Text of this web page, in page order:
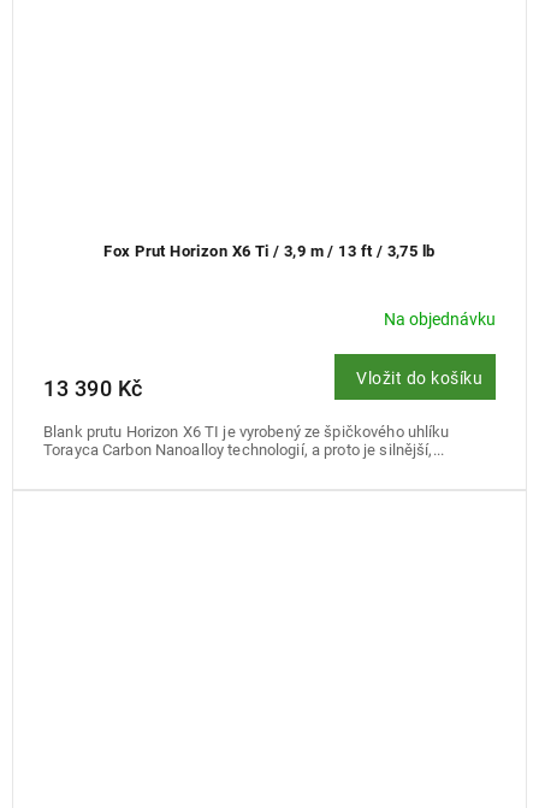
Fox Prut Horizon X6 Ti / 3,9 m / 13 ft / 3,75 lb
Na objednávku
13 390 Kč Vložit do košíku
Blank prutu Horizon X6 TI je vyrobený ze špičkového uhlíku
Torayca Carbon Nanoalloy technologií, a proto je silnější,...